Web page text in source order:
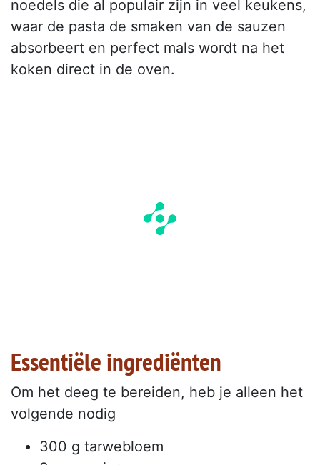
noedels die al populair zijn in veel keukens,
waar de pasta de smaken van de sauzen
absorbeert en perfect mals wordt na het
koken direct in de oven.
Essentiële ingrediënten
Om het deeg te bereiden, heb je alleen het
volgende nodig
300 g tarwebloem